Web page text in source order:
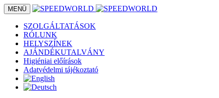
MENÜ
SZOLGÁLTATÁSOK
RÓLUNK
HELYSZÍNEK
AJÁNDÉKUTALVÁNY
Higiéniai előírások
Adatvédelmi tájékoztató